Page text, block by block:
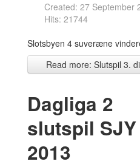
Created: 27 September
Hits: 21744
Slotsbyen 4 suveræne
Read more: Slutspil 3.
Dagliga 2
slutspil SJY
2013